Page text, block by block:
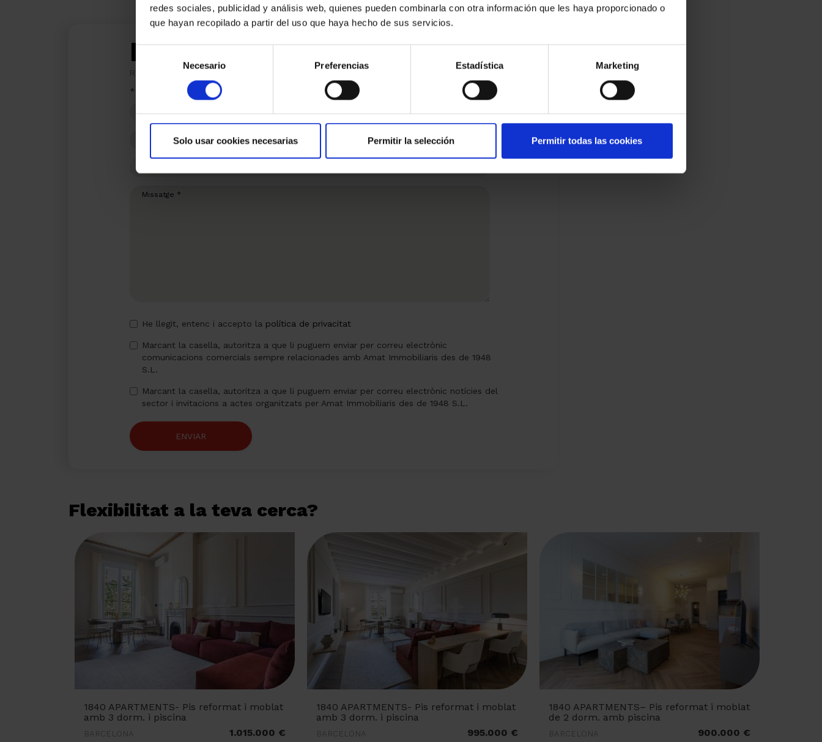
redes sociales, publicidad y análisis web, quienes pueden combinarla con otra información que les haya proporcionado o
que hayan recopilado a partir del uso que haya hecho de sus servicios.
consentimiento
Necesario Preferencias Estadística Marketing
Solo usar cookies necesarias Permitir la selección Permitir todas las cookies
Estic interessat
Ref.:
*Camps requerits
mail
Missatge
He llegit, entenc i accepto la política de privacitat
Marcant la casella, autoritza a que li puguem enviar per correu electrònic
comunicacions comercials sempre relacionades amb Amat Immobiliaris des de 1948
S.L.
Marcant la casella, autoritza a que li puguem enviar per correu electrònic notícies del
sector i invitacions a actes organitzats per Amat Immobiliaris des de 1948 S.L.
ENVIAR
Flexibilitat a la teva cerca?
1840 APARTMENTS- Pis reformat i moblat
amb 3 dorm. i piscina
BARCELONA 1.015.000 €
1840 APARTMENTS- Pis reformat i moblat
amb 3 dorm. i piscina
BARCELONA 995.000 €
1840 APARTMENTS– Pis reformat i moblat
de 2 dorm. amb piscina
BARCELONA 900.000 €